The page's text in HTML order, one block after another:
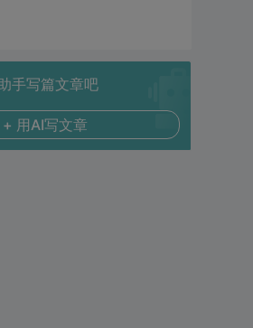
手写篇文章吧
+ 用AI写文章